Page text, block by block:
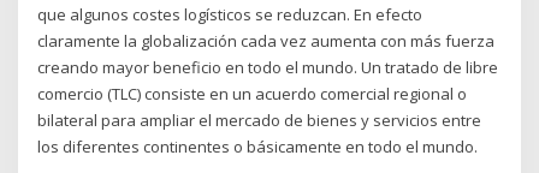
que algunos costes logísticos se reduzcan. En efecto
claramente la globalización cada vez aumenta con más fuerza
creando mayor beneficio en todo el mundo. Un tratado de libre
comercio (TLC) consiste en un acuerdo comercial regional o
bilateral para ampliar el mercado de bienes y servicios entre
los diferentes continentes o básicamente en todo el mundo.